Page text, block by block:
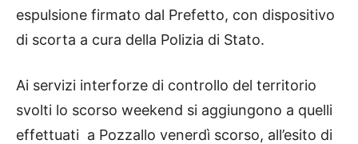
espulsione firmato dal Prefetto, con dispositivo
di scorta a cura della Polizia di Stato.
Ai servizi interforze di controllo del territorio
svolti lo scorso weekend si aggiungono a quelli
effettuati a Pozzallo venerdì scorso, all’esito di